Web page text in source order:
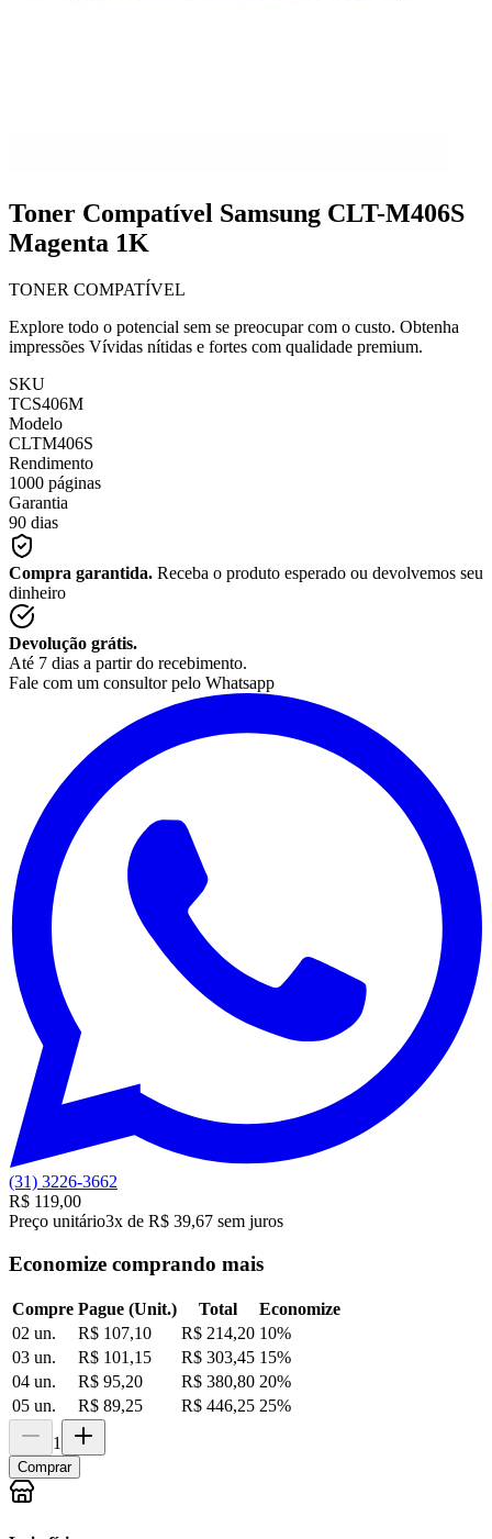
Toner Compatível Samsung CLT-M406S
Magenta 1K
TONER COMPATÍVEL
Explore todo o potencial sem se preocupar com o custo. Obtenha
impressões Vívidas nítidas e fortes com qualidade premium.
SKU
TCS406M
Modelo
CLTM406S
Rendimento
1000 páginas
Garantia
90 dias
Compra garantida. Receba o produto esperado ou devolvemos seu
dinheiro
Devolução grátis.
Até 7 dias a partir do recebimento.
Fale com um consultor pelo Whatsapp
(31) 3226-3662
R$ 119,00
Preço unitário3x de R$ 39,67 sem juros
Economize comprando mais
Compre Pague (Unit.) Total
Economize
02 un.
R$ 107,10 R$ 214,20 10%
03 un.
R$ 101,15 R$ 303,45 15%
04 un.
R$ 95,20 R$ 380,80 20%
05 un.
R$ 89,25 R$ 446,25 25%
1
Comprar